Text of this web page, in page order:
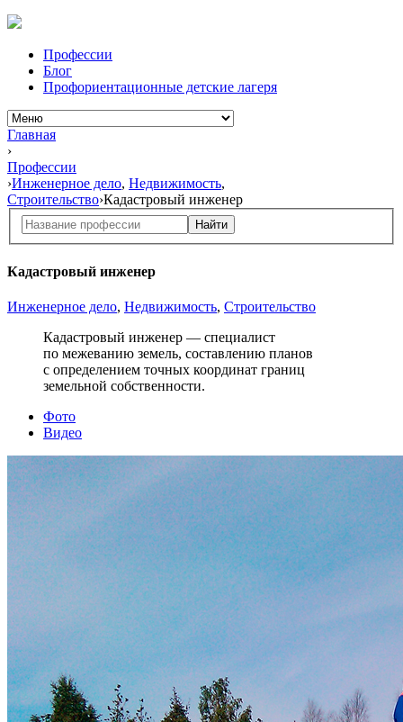
Профессии
Блог
Профориентационные детские лагеря
Главная
›
Профессии
›Инженерное дело, Недвижимость,
Строительство›Кадастровый инженер
Найти
Кадастровый инженер
Инженерное дело, Недвижимость, Строительство
Кадастровый инженер — специалист
по межеванию земель, составлению планов
с определением точных координат границ
земельной собственности.
Фото
Видео